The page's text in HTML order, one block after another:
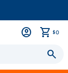
$0